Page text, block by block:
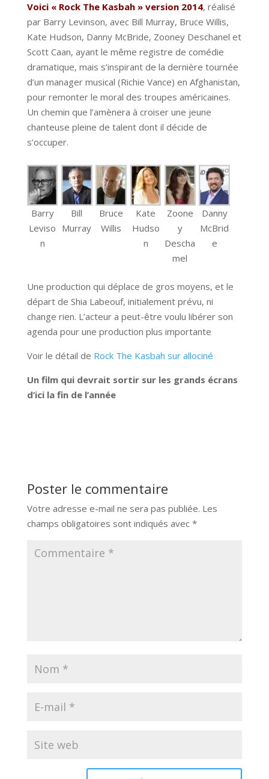
Voici « Rock The Kasbah » version 2014, réalisé
par Barry Levinson, avec Bill Murray, Bruce Willis,
Kate Hudson, Danny McBride, Zooney Deschanel et
Scott Caan, ayant le même registre de comédie
dramatique, mais s’inspirant de la dernière tournée
d’un manager musical (Richie Vance) en Afghanistan,
pour remonter le moral des troupes américaines.
Un chemin que l’amènera à croiser une jeune
chanteuse pleine de talent dont il décide de
s’occuper.
Barry
Leviso
n
Bill
Murray
Bruce
Willis
Kate
Hudso
n
Zoone
y
Descha
mel
Danny
McBrid
e
Une production qui déplace de gros moyens, et le
départ de Shia Labeouf, initialement prévu, ni
change rien. L’acteur a peut-être voulu libérer son
agenda pour une production plus importante
Voir le détail de Rock The Kasbah sur allociné
Un film qui devrait sortir sur les grands écrans
d’ici la fin de l’année
Poster le commentaire
Votre adresse e-mail ne sera pas publiée. Les
champs obligatoires sont indiqués avec *